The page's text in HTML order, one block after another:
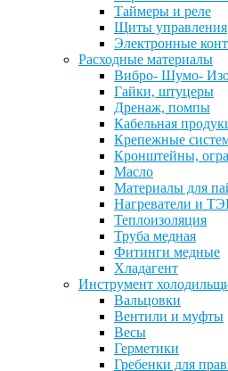
Таймеры и реле
Щиты управления
Электронные
Расходные материалы
Вибро- Шумо-
Гайки, штуцеры
Дренаж, помпы
Кабельная
Крепежные
Кронштейны,
Масло
Материалы для
Нагреватели и
Теплоизоляция
Труба медная
Фитинги медные
Хладагент
Инструмент
Вальцовки
Вентили и муфты
Весы
Герметики
Гребенки для